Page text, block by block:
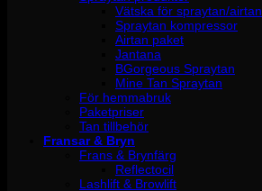
Vätska för spraytan/airtan
Spraytan kompressor
Airtan paket
Jantana
BGorgeous Spraytan
Mine Tan Spraytan
För hemmabruk
Paketpriser
Tan tillbehör
Fransar & Bryn
Frans & Brynfärg
Reflectocil
Lashlift & Browlift